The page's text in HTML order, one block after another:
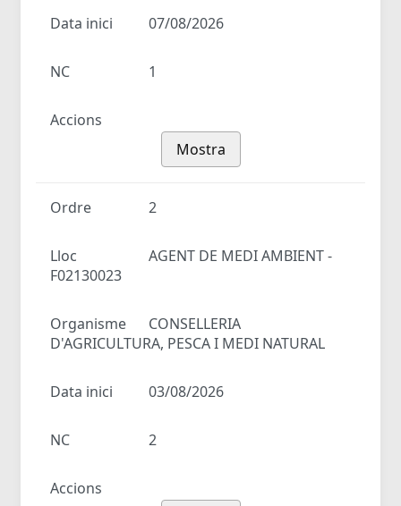
Data inici 07/08/2026
NC 1
Accions
Mostra
Ordre 2
Lloc
AGENT DE MEDI AMBIENT -
F02130023
Organisme
CONSELLERIA
D'AGRICULTURA, PESCA I MEDI NATURAL
Data inici 03/08/2026
NC 2
Accions